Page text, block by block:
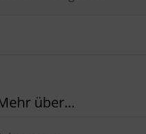
über...